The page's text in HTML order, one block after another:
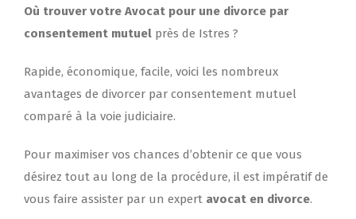
Où trouver votre Avocat pour une divorce par
consentement mutuel près de Istres ?
Rapide, économique, facile, voici les nombreux
avantages de divorcer par consentement mutuel
comparé à la voie judiciaire.
Pour maximiser vos chances d’obtenir ce que vous
désirez tout au long de la procédure, il est impératif de
vous faire assister par un expert avocat en divorce.